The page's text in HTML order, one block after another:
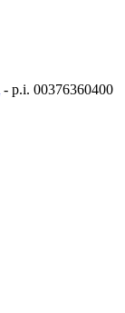
- p.i. 00376360400